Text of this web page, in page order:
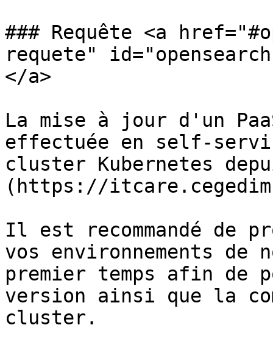
### Requête <a
requete"
</a>
La mise à jour d'un
effectuée en self-
cluster Kubernetes
(https://
Il est recommandé de
vos environnements de
premier temps afin de
version ainsi que la
cluster.